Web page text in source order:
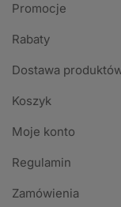
Promocje
Rabaty
Dostawa
Koszyk
Moje konto
Regulamin
Zamówienia